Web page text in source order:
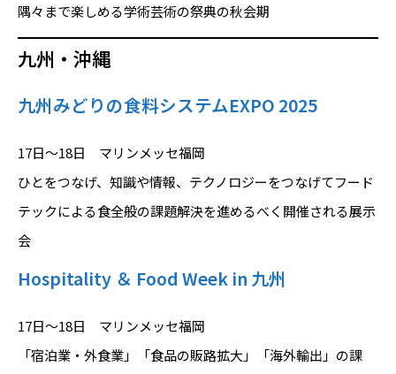
隅々まで楽しめる学術芸術の祭典の秋会期
九州・沖縄
九州みどりの食料システムEXPO 2025
17日～18日 マリンメッセ福岡
ひとをつなげ、知識や情報、テクノロジーをつなげてフード
テックによる食全般の課題解決を進めるべく開催される展示
会
Hospitality ＆ Food Week in 九州
17日～18日 マリンメッセ福岡
「宿泊業・外食業」「食品の販路拡大」「海外輸出」の課